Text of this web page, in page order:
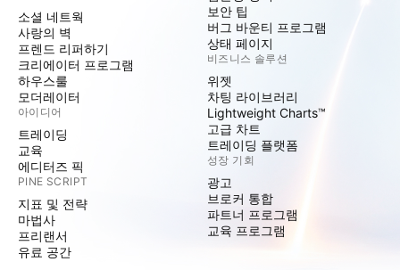
소셜 네트웍
사랑의 벽
프렌드 리퍼하기
크리에이터 프로그램
하우스룰
모더레이터
아이디어
트레이딩
교육
에디터즈 픽
PINE SCRIPT
지표 및 전략
마법사
프리랜서
유료 공간
보안 팁
버그 바운티 프로그램
상태 페이지
비즈니스 솔루션
위젯
차팅 라이브러리
Lightweight Charts™
고급 차트
트레이딩 플랫폼
성장 기회
광고
브로커 통합
파트너 프로그램
교육 프로그램